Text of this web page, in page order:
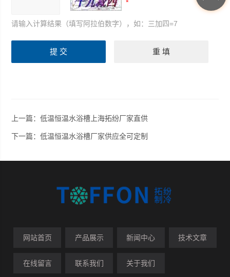
请输入计算结果（填写阿拉伯数字），如：三加四=7
上一篇：低温恒温水浴槽上海拓纷厂家直供
下一篇：低温恒温水浴槽厂家供应全可定制
网站首页 产品展示 新闻中心 技术文章
在线留言 联系我们 关于我们